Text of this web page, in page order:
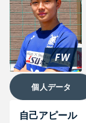
FW
個人データ
自己アピール